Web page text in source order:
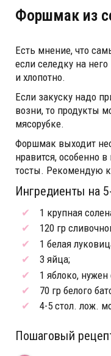
Форшмак из
Есть мнение, что
если селедку на
и хлопотно.
Если закуску надо
возни, то продукты
мясорубке.
Форшмак выходит
нравится, особенно
тосты. Рекомендую
Ингредиенты на
1 крупная
120 гр
1 белая
3 яйца;
1 яблоко,
70 гр белого
4-5 стол. лож.
Пошаговый